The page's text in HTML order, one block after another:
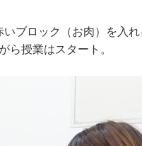
ロック（お肉）を入
ら授業はスタート。